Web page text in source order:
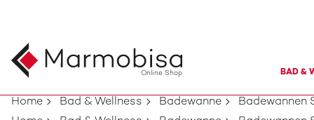
Online Shop BAD &
Home Bad & Wellness Badewanne
Badewannen